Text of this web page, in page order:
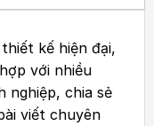
kế hiện đại,
với nhiều
nghiệp, chia sẻ
viết chuyên